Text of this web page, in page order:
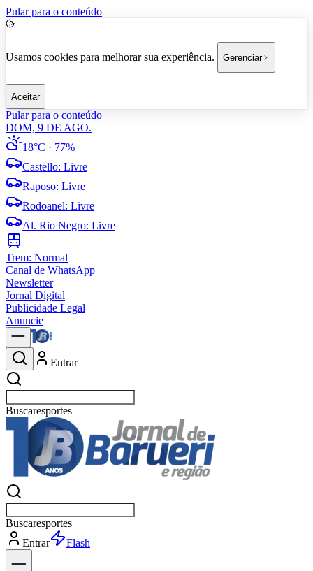
Pular para o conteúdo
Usamos cookies para melhorar sua experiência. Gerenciar
Aceitar
Pular para o conteúdo
DOM, 9 DE AGO.
18°C · 77%
Castello: Livre
Raposo: Livre
Rodoanel: Livre
Al. Rio Negro: Livre
Trem: Normal
Canal de WhatsApp
Newsletter
Jornal Digital
Publicidade Legal
Anuncie
Entrar
Buscarpolítica
Buscarpolítica
Entrar
Explorar